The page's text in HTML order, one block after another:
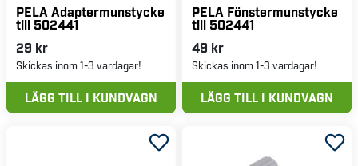
PELA Adaptermunstycke
till 502441
29 kr
Skickas inom 1-3 vardagar!
LÄGG TILL I KUNDVAGN
PELA Fönstermunstycke
till 502441
49 kr
Skickas inom 1-3 vardagar!
LÄGG TILL I KUNDVAGN